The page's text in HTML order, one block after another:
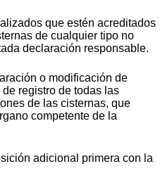
que estén acreditados
de cualquier tipo no
declaración responsable.
o modificación de
registro de todas las
de las cisternas, que
competente de la
adicional primera con la